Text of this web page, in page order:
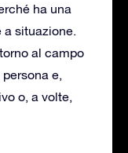
ha una
a situazione.
al campo
e,
o, a volte,